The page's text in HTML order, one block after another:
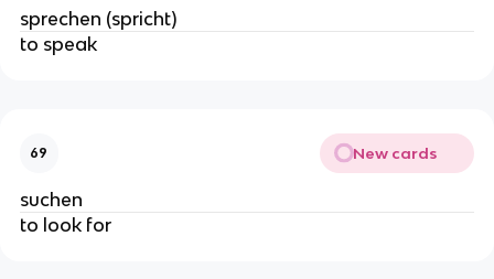
sprechen (spricht)
to speak
69 New cards
suchen
to look for